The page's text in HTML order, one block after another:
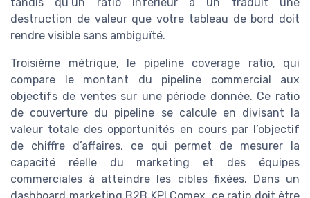
destruction de valeur que votre tableau de bord doit
rendre visible sans ambiguïté.
Troisième métrique, le pipeline coverage ratio, qui
compare le montant du pipeline commercial aux
objectifs de ventes sur une période donnée. Ce ratio
de couverture du pipeline se calcule en divisant la
valeur totale des opportunités en cours par l’objectif
de chiffre d’affaires, ce qui permet de mesurer la
capacité réelle du marketing et des équipes
commerciales à atteindre les cibles fixées. Dans un
dashboard marketing B2B KPI Comex, ce ratio doit être